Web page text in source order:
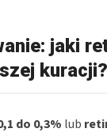
jaki
kuracji?
do 0,3% lub